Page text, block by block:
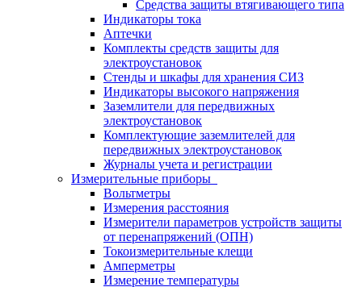
Средства защиты втягивающего типа
Индикаторы тока
Аптечки
Комплекты средств защиты для
электроустановок
Стенды и шкафы для хранения СИЗ
Индикаторы высокого напряжения
Заземлители для передвижных
электроустановок
Комплектующие заземлителей для
передвижных электроустановок
Журналы учета и регистрации
Измерительные приборы
Вольтметры
Измерения расстояния
Измерители параметров устройств защиты
от перенапряжений (ОПН)
Токоизмерительные клещи
Амперметры
Измерение температуры